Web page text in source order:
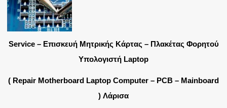
Service – Επισκευή Μητρικής Κάρτας – Πλακέτας Φορητού
Υπολογιστή Laptop
( Repair Motherboard Laptop Computer – PCB – Mainboard
) Λάρισα